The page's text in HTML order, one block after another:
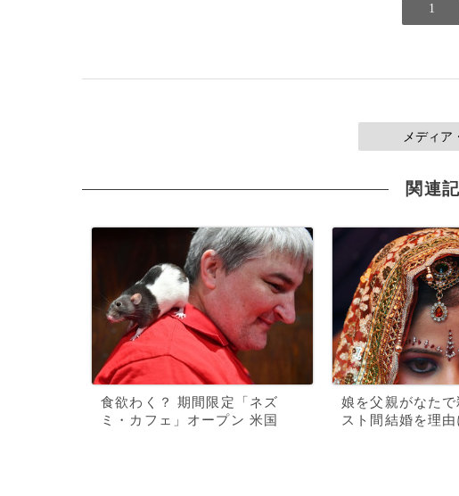
1
メディ
関連
食欲わく？ 期間限定「ネズ
ミ・カフェ」オープン 米国
娘を父親がなた
スト間結婚を理